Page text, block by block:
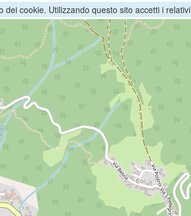
dei cookie. Utilizzando questo sito accetti i relativi